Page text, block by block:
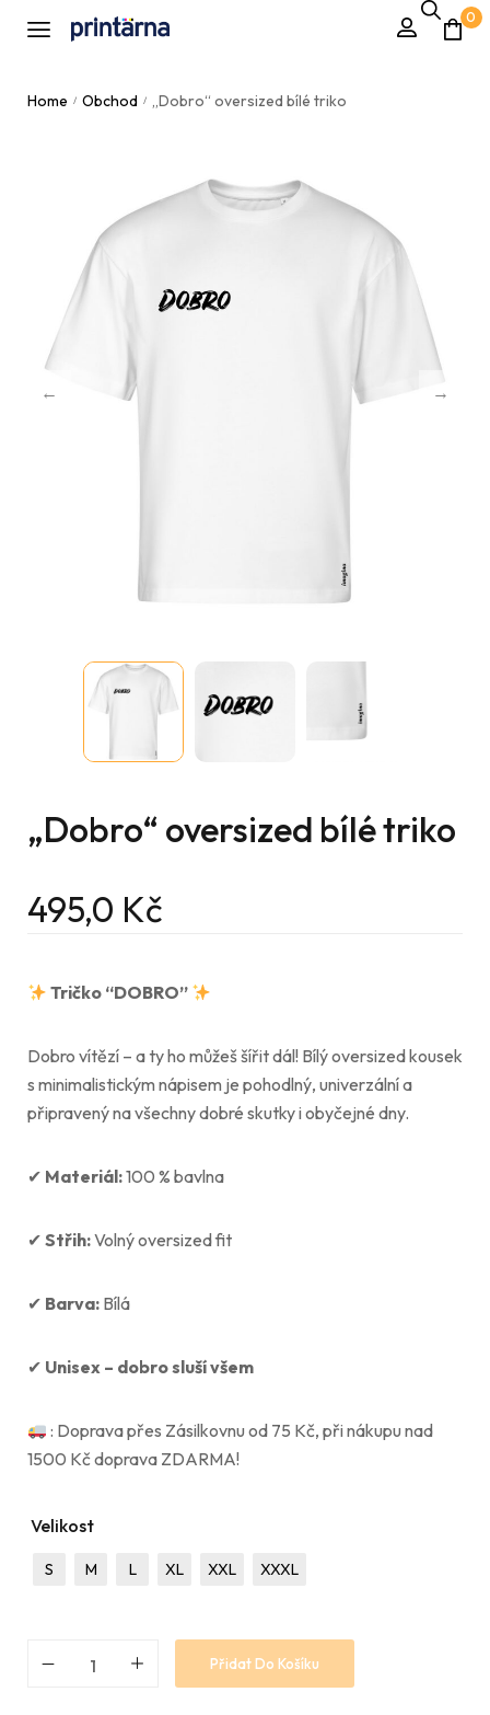
0
Home / Obchod / „Dobro“ oversized bílé triko
„Dobro“ oversized bílé triko
495,0 Kč
Tričko “DOBRO”
Dobro vítězí – a ty ho můžeš šířit dál! Bílý oversized kousek
s minimalistickým nápisem je pohodlný, univerzální a
připravený na všechny dobré skutky i obyčejné dny.
✔ Materiál:100 % bavlna
✔ Střih:Volný oversized fit
✔ Barva: Bílá
✔ Unisex – dobro sluší všem
: Doprava přes Zásilkovnu od 75 Kč, při nákupu nad
1500 Kč doprava ZDARMA!
Velikost
S M L XL XXL XXXL
Přidat Do Košíku